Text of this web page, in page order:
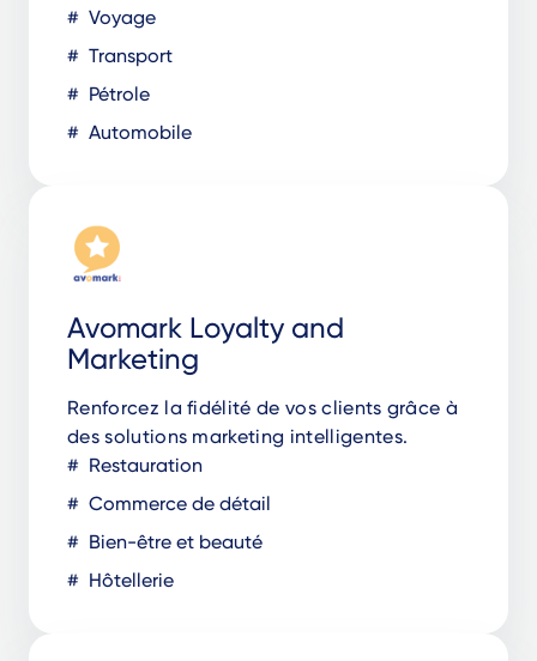
Voyage
Transport
Pétrole
Automobile
Avomark Loyalty and
Marketing
Renforcez la fidélité de vos clients grâce à
des solutions marketing intelligentes.
Restauration
Commerce de détail
Bien-être et beauté
Hôtellerie